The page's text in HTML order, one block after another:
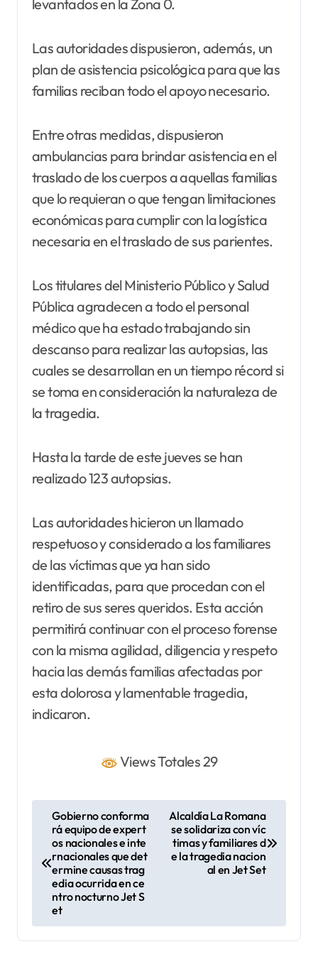
levantados en la Zona 0.
Las autoridades dispusieron, además, un
plan de asistencia psicológica para que las
familias reciban todo el apoyo necesario.
Entre otras medidas, dispusieron
ambulancias para brindar asistencia en el
traslado de los cuerpos a aquellas familias
que lo requieran o que tengan limitaciones
económicas para cumplir con la logística
necesaria en el traslado de sus parientes.
Los titulares del Ministerio Público y Salud
Pública agradecen a todo el personal
médico que ha estado trabajando sin
descanso para realizar las autopsias, las
cuales se desarrollan en un tiempo récord si
se toma en consideración la naturaleza de
la tragedia.
Hasta la tarde de este jueves se han
realizado 123 autopsias.
Las autoridades hicieron un llamado
respetuoso y considerado a los familiares
de las víctimas que ya han sido
identificadas, para que procedan con el
retiro de sus seres queridos. Esta acción
permitirá continuar con el proceso forense
con la misma agilidad, diligencia y respeto
hacia las demás familias afectadas por
esta dolorosa y lamentable tragedia,
indicaron.
Views Totales 29
a
Gobierno conforma
rá equipo de expert
os nacionales e inte
rnacionales que det
ermine causas trag
edia ocurrida en ce
ntro nocturno Jet S
et
Alcaldía La Romana
se solidariza con víc
timas y familiares d
e la tragedia nacion
al en Jet Set